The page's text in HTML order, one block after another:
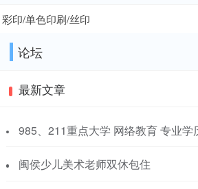
彩印/单色印刷/丝印
论坛
最新文章
985、211重点大学 网络教育 专业学
闽侯少儿美术老师双休包住